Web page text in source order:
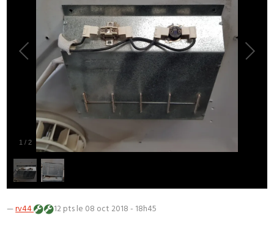
1 /2
—rv44 12 ptsle 08 oct 2018 - 18h45